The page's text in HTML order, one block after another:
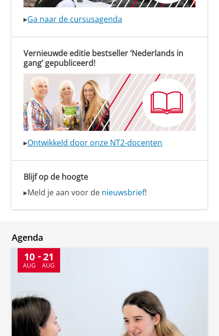
▸Ga naar de cursusagenda
Vernieuwde editie bestseller ‘Nederlands in
gang’ gepubliceerd!
▸Ontwikkeld door onze NT2-docenten
Blijf op de hoogte
▸Meld je aan voor de nieuwsbrief!
Agenda
10
AUG
21
AUG